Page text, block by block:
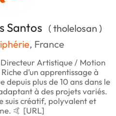
Santos ( tholelosan )
, France
Artistique / Motion
d’un apprentissage à
depuis plus de 10 ans dans le
à des projets variés.
suis créatif, polyvalent et
🤙 [URL]